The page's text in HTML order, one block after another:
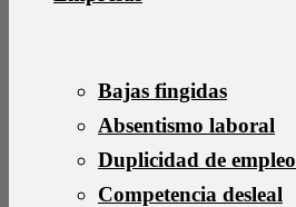
Bajas fingidas
Absentismo laboral
Duplicidad de empleo
Competencia desleal